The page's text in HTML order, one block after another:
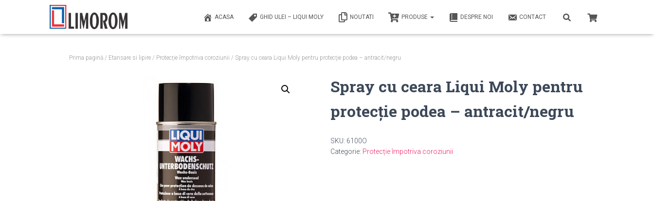
ACASA GHID ULEI – LIQUI MOLY NOUTATI PRODUSE DESPRE NOI CONTACT
Prima pagină / Etansare si lipire / Protecție împotriva coroziunii / Spray cu ceara Liqui Moly pentru protecţie podea – antracit/negru
Spray cu ceara Liqui Moly pentru
protecţie podea – antracit/negru
SKU: 6100O
Categorie: Protecție împotriva coroziunii